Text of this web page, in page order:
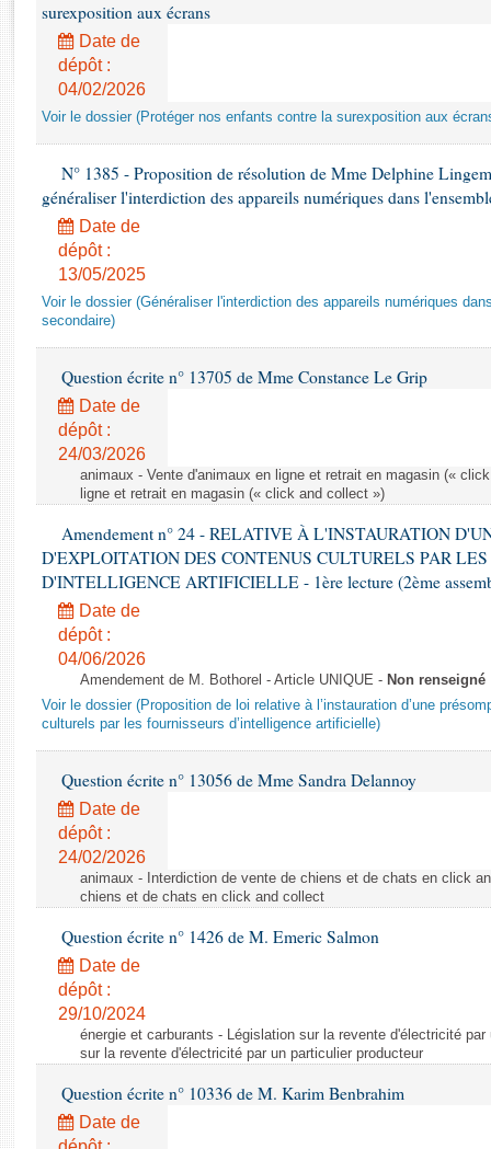
Rapports d'enquête
Rapports législatifs
Rapports sur l'application des lois
Baromètre de l’application des lois
Dossiers législatifs
Budget et sécurité sociale
Questions écrites et orales
Comptes rendus des débats
surexposition aux écrans
Date de
dépôt :
04/02/2026
Voir le dossier (Protéger nos enfants contre la surexposition aux
N° 1385 - Proposition de résolution de Mme Delphine
généraliser l'interdiction des appareils numériques dans
Date de
dépôt :
13/05/2025
Voir le dossier (Généraliser l'interdiction des appareils numériques
secondaire)
Question écrite n° 13705 de Mme Constance Le Grip
Date de
dépôt :
24/03/2026
animaux - Vente d'animaux en ligne et retrait en magasin («
ligne et retrait en magasin (« click and collect »)
Amendement n° 24 - RELATIVE À L'INSTAURATION
D'EXPLOITATION DES CONTENUS CULTURELS PAR LES
D'INTELLIGENCE ARTIFICIELLE - 1ère lecture (2ème
Date de
dépôt :
04/06/2026
Amendement de M. Bothorel - Article UNIQUE - Non renseigné
Voir le dossier (Proposition de loi relative à l’instauration d’une
culturels par les fournisseurs d’intelligence artificielle)
Question écrite n° 13056 de Mme Sandra Delannoy
Date de
dépôt :
24/02/2026
animaux - Interdiction de vente de chiens et de chats en click
chiens et de chats en click and collect
Question écrite n° 1426 de M. Emeric Salmon
Date de
dépôt :
29/10/2024
énergie et carburants - Législation sur la revente d'électricité
sur la revente d'électricité par un particulier producteur
Question écrite n° 10336 de M. Karim Benbrahim
Date de